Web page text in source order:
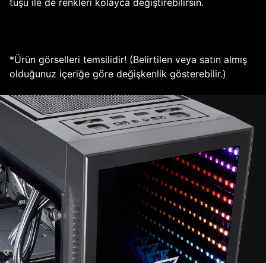
tuşu ile de renkleri kolayca değiştirebilirsin.
*Ürün görselleri temsilidir! (Belirtilen veya satın almış
olduğunuz içeriğe göre değişkenlik gösterebilir.)